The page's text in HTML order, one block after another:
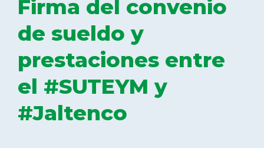
COMITÉ EJECUTIVO
COMISIÓN DE VIGILANCIA
SECCIONES
Firma del convenio
de sueldo y
prestaciones entre
el #SUTEYM y
#Jaltenco